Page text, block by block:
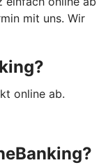
mit uns. Wir
online ab.